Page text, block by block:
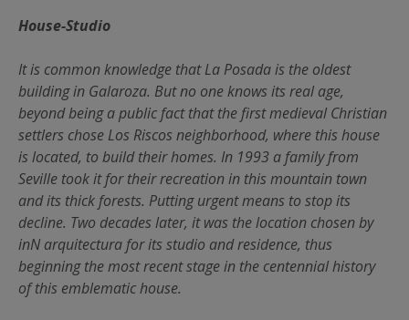
House-Studio
It is common knowledge that La Posada is the oldest
building in Galaroza. But no one knows its real age,
beyond being a public fact that the first medieval Christian
settlers chose Los Riscos neighborhood, where this house
is located, to build their homes. In 1993 a family from
Seville took it for their recreation in this mountain town
and its thick forests. Putting urgent means to stop its
decline. Two decades later, it was the location chosen by
inN arquitectura for its studio and residence, thus
beginning the most recent stage in the centennial history
of this emblematic house.